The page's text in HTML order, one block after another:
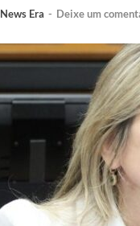
News Era - Deixe um